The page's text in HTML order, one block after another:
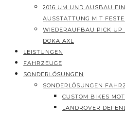
2016 UM UND AUSBAU
AUSSTATTUNG MIT
WIEDERAUFBAU PICK UP
DOKA AXL
LEISTUNGEN
FAHRZEUGE
SONDERLÖSUNGEN
SONDERLÖSUNGEN
CUSTOM BIKES
LANDROVER